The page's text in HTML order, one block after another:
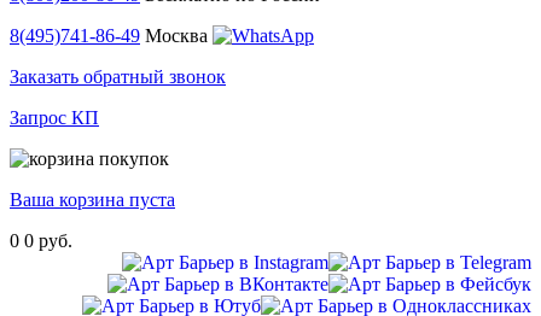
8(495)741-86-49 Москва
Заказать обратный звонок
Запрос КП
Ваша корзина пуста
0 0 руб.